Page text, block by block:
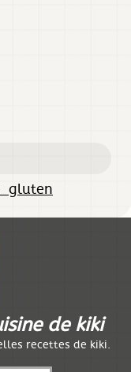
de kiki
recettes de kiki.